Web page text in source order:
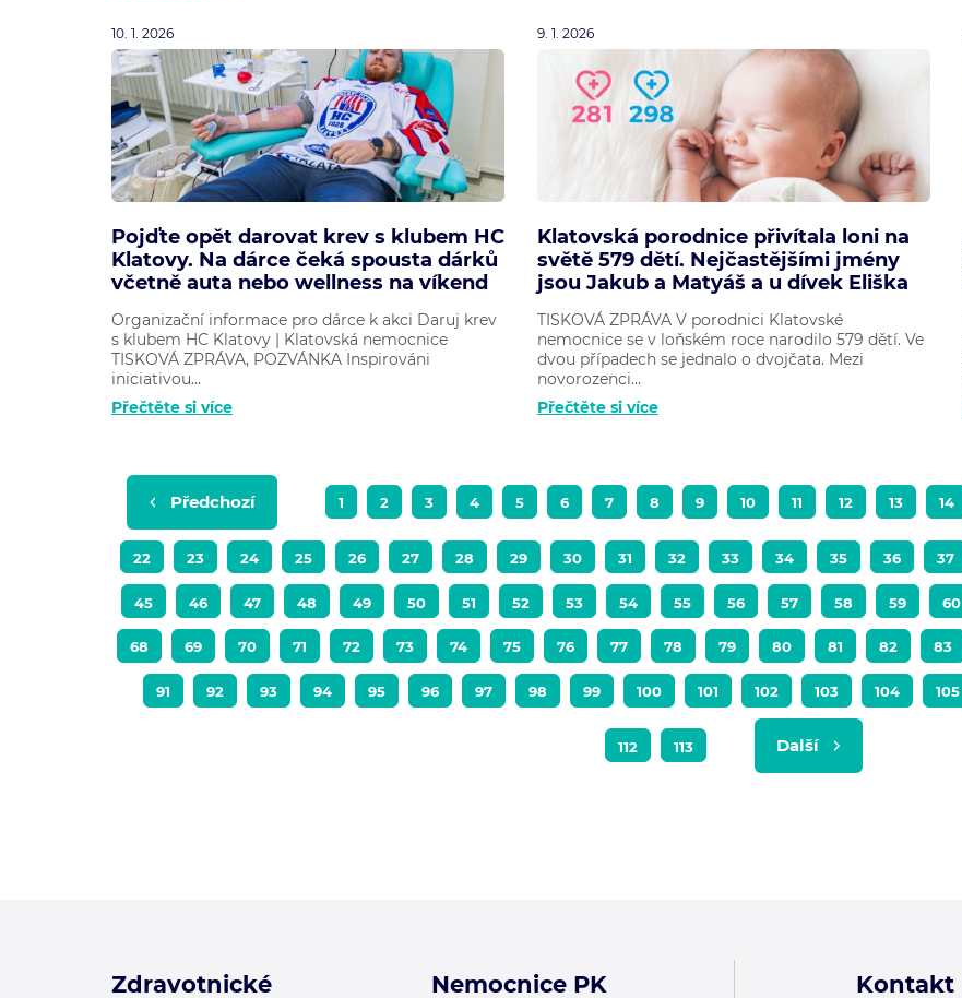
10. 1. 2026
Pojďte opět darovat krev s klubem HC
Klatovy. Na dárce čeká spousta dárků
včetně auta nebo wellness na víkend
Organizační informace pro dárce k akci Daruj krev
s klubem HC Klatovy | Klatovská nemocnice
TISKOVÁ ZPRÁVA, POZVÁNKA Inspirováni
iniciativou...
Přečtěte si více
9. 1. 2026
Klatovská porodnice přivítala loni na
světě 579 dětí. Nejčastějšími jmény
jsou Jakub a Matyáš a u dívek Eliška
TISKOVÁ ZPRÁVA V porodnici Klatovské
nemocnice se v loňském roce narodilo 579 dětí. Ve
dvou případech se jednalo o dvojčata. Mezi
novorozenci...
Přečtěte si více
Předchozí 1 2 3 4 5 6 7 8 9 10 11 12 13 14
22 23 24 25 26 27 28 29 30 31 32 33 34 35 36 37
45 46 47 48 49 50 51 52 53 54 55 56 57 58 59 60
68 69 70 71 72 73 74 75 76 77 78 79 80 81 82 83
91 92 93 94 95 96 97 98 99 100 101 102 103 104 105
112 113 Další
Zdravotnické Nemocnice PK Kontakt